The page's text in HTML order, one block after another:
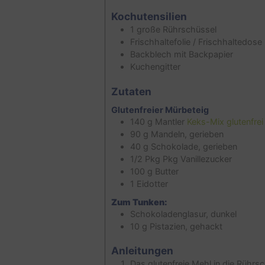
Kochutensilien
1 große Rührschüssel
Frischhaltefolie / Frischhaltedose
Backblech mit Backpapier
Kuchengitter
Zutaten
Glutenfreier Mürbeteig
140 g Mantler Keks-Mix glutenfrei
90 g Mandeln, gerieben
40 g Schokolade, gerieben
1/2 Pkg Pkg Vanillezucker
100 g Butter
1 Eidotter
Zum Tunken:
Schokoladenglasur, dunkel
10 g Pistazien, gehackt
Anleitungen